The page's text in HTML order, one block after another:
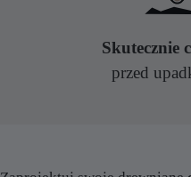
Skutecznie
przed